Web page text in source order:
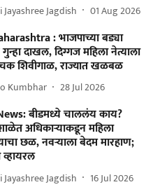
Jagdish 01 Aug 2026
: भाजपाच्या बड्या
दाखल, दिग्गज महिला नेत्याला
शिवीगाळ, राज्यात खळबळ
Kumbhar 28 Jul 2026
बीडमध्ये चाललंय काय?
अधिकाऱ्याकडून महिला
छळ, नवऱ्याला बेदम मारहाण;
व्हायरल
Jagdish 16 Jul 2026